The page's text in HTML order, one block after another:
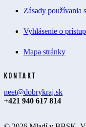
Zásady používania
Vyhlásenie o
Mapa stránky
KONTAKT
neet@dobrykraj.sk
+421 940 617 814